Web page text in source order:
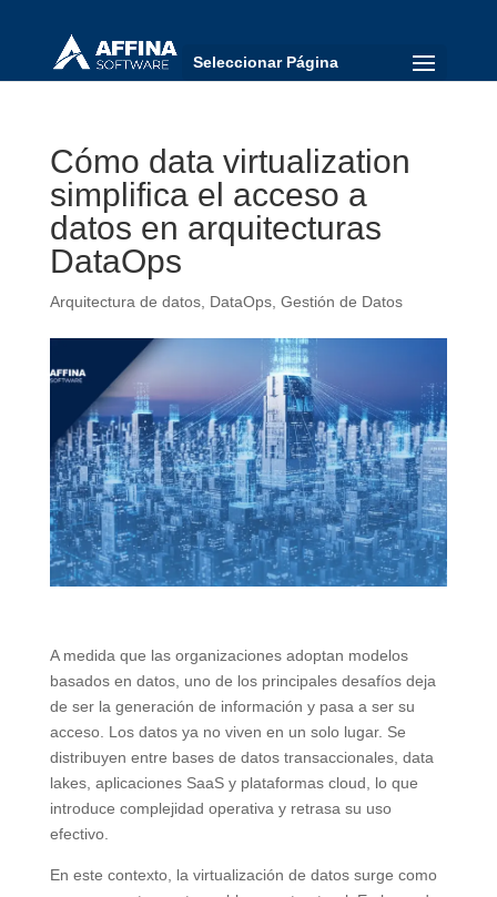
Seleccionar Página
Cómo data virtualization
simplifica el acceso a
datos en arquitecturas
DataOps
Arquitectura de datos, DataOps, Gestión de Datos
A medida que las organizaciones adoptan modelos
basados en datos, uno de los principales desafíos deja
de ser la generación de información y pasa a ser su
acceso. Los datos ya no viven en un solo lugar. Se
distribuyen entre bases de datos transaccionales, data
lakes, aplicaciones SaaS y plataformas cloud, lo que
introduce complejidad operativa y retrasa su uso
efectivo.
En este contexto, la virtualización de datos surge como